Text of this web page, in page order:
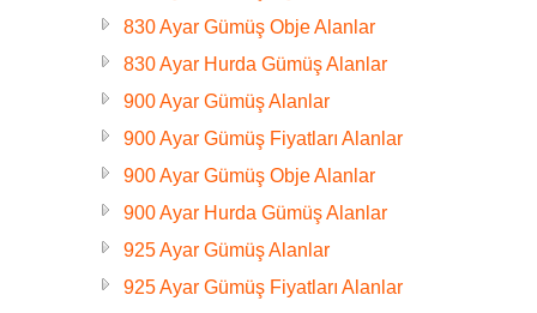
830 Ayar Gümüş Obje Alanlar
830 Ayar Hurda Gümüş Alanlar
900 Ayar Gümüş Alanlar
900 Ayar Gümüş Fiyatları Alanlar
900 Ayar Gümüş Obje Alanlar
900 Ayar Hurda Gümüş Alanlar
925 Ayar Gümüş Alanlar
925 Ayar Gümüş Fiyatları Alanlar